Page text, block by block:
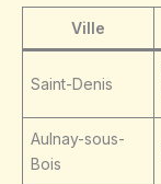
Ville
Saint-Denis
Aulnay-sous-
Bois